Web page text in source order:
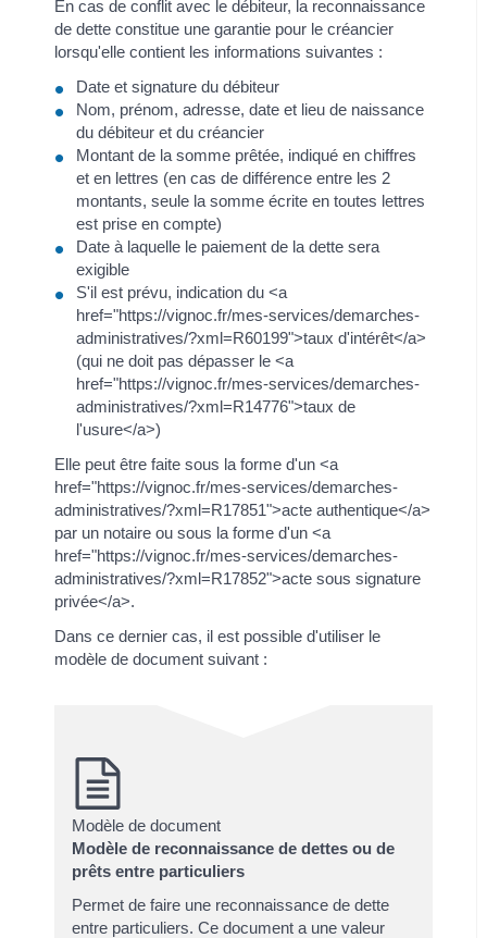
En cas de conflit avec le débiteur, la reconnaissance
de dette constitue une garantie pour le créancier
lorsqu'elle contient les informations suivantes :
Date et signature du débiteur
Nom, prénom, adresse, date et lieu de naissance
du débiteur et du créancier
Montant de la somme prêtée, indiqué en chiffres
et en lettres (en cas de différence entre les 2
montants, seule la somme écrite en toutes lettres
est prise en compte)
Date à laquelle le paiement de la dette sera
exigible
S'il est prévu, indication du <a
href="https://vignoc.fr/mes-services/demarches-
administratives/?xml=R60199">taux d'intérêt</a>
(qui ne doit pas dépasser le <a
href="https://vignoc.fr/mes-services/demarches-
administratives/?xml=R14776">taux de
l'usure</a>)
Elle peut être faite sous la forme d'un <a
href="https://vignoc.fr/mes-services/demarches-
administratives/?xml=R17851">acte authentique</a>
par un notaire ou sous la forme d'un <a
href="https://vignoc.fr/mes-services/demarches-
administratives/?xml=R17852">acte sous signature
privée</a>.
Dans ce dernier cas, il est possible d'utiliser le
modèle de document suivant :
Modèle de document
Modèle de reconnaissance de dettes ou de
prêts entre particuliers
Permet de faire une reconnaissance de dette
entre particuliers. Ce document a une valeur